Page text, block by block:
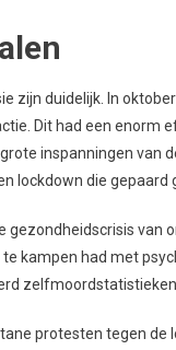
zijn duidelijk. In
Dit had een enorm
inspanningen van
lockdown die
van
kampen had met
zelfmoordstatistieken
protesten tegen